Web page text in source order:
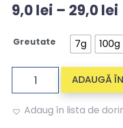
9,0lei – 29,0lei
Greutate 7g 100g
ADAUGĂ
Adaug în lista de